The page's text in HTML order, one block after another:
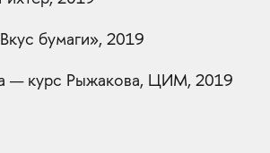
бумаги», 2019
— курс Рыжакова, ЦИМ, 2019